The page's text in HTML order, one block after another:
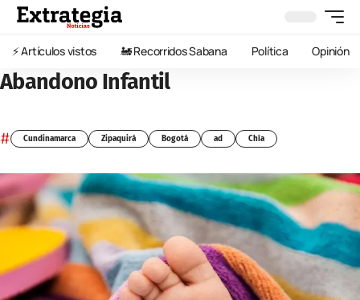
⚡️ Artículos vistos 🚂 Recorridos Sabana Política Opinión
Abandono Infantil
# Cundinamarca Zipaquirá Bogotá ad Chía